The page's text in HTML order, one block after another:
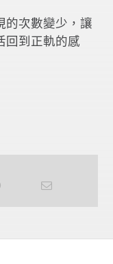
的次數變少，讓
回到正軌的感